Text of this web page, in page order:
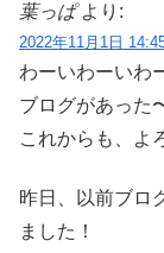
葉っぱ より:
2022年11月1日
わーいわーい
ブログがあった
これからも、よ
昨日、以前ブロ
ました！